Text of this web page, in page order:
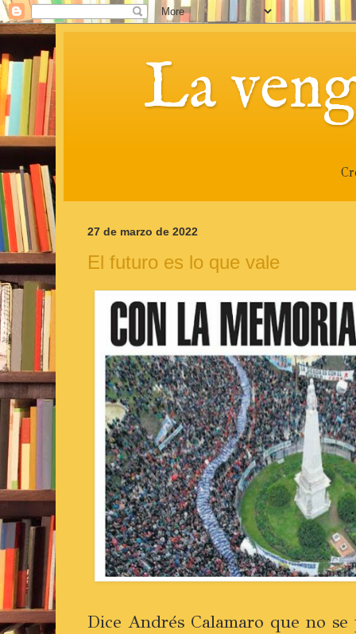
La
27 de marzo de 2022
El futuro es lo que vale
Dice Andrés Calamaro que no